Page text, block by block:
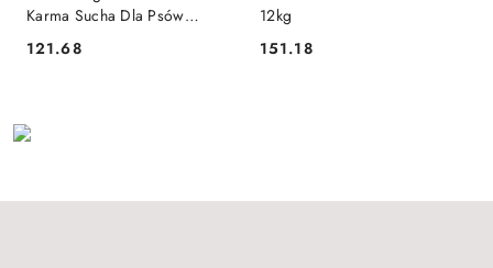
Karma Sucha Dla Psów
Łososiem 7kg
Cena:
121.68
12kg
Cena:
151.18